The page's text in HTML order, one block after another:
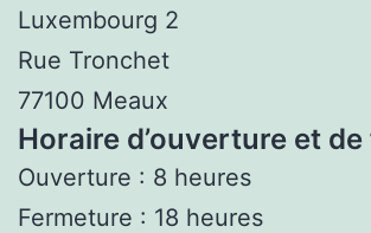
Luxembourg 2
Rue Tronchet
77100 Meaux
Horaire d’ouverture et
Ouverture : 8 heures
Fermeture : 18 heures